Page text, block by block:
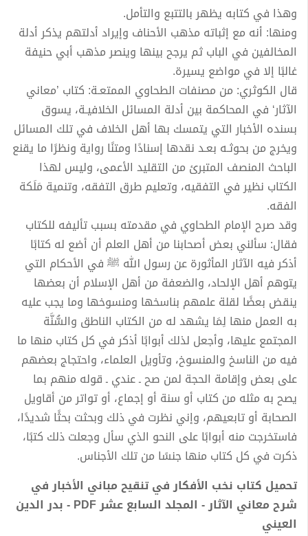
وهذا في كتابه يظهر بالتتبع والتأمل.
ومنها: أنه مع إثباته مذهب الأحناف وإيراد أدلتهم يذكر أدلة
المخالفين في الباب ثم يرجح بينها وينصر مذهب أبي حنيفة
غالبًا إلا في مواضع يسيرة.
قال الكوثري: من مصنفات الطحاوي الممتعـة: كتاب ’معاني
الآثار‘ في المحاكمة بين أدلة المسائل الخلافيـة، يسوق
بسنده الأخبار التي يتمسك بها أهل الخلاف في تلك المسائل
ويخرج من بحوثـه بعـد نقدها إسنادًا ومتنًا رواية ونظرًا ما يقنع
الباحث المنصف المتبرئ من التقليد الأعمى، وليس لهذا
الكتاب نظير في التفقيه، وتعليم طرق التفقه، وتنمية مَلَكة
الفقه.
وقد صرح الإمام الطحاوي في مقدمته بسبب تأليفه للكتاب
فقال: سألني بعض أصحابنا من أهل العلم أن أضع له كتابًا
أذكر فيه الآثار المأثورة عن رسول الله ﷺ في الأحكام التي
يتوهم أهل الإلحاد، والضعفة من أهل الإسلام أن بعضها
ينقض بعضًا لقلة علمهم بناسخها ومنسوخها وما يجب عليه
به العمل منها لِمَا يشهد له من الكتاب الناطق والسُّنَّة
المجتمع عليها، وأجعل لذلك أبوابًا أذكر في كل كتاب منها ما
فيه من الناسخ والمنسوخ، وتأويل العلماء، واحتجاج بعضهم
على بعض وإقامة الحجة لمن صح ـ عندي ـ قوله منهم بما
يصح به مثله من كتاب أو سنة أو إجماع، أو تواتر من أقاويل
الصحابة أو تابعيهم، وإني نظرت في ذلك وبحثت بحثًا شديدًا،
فاستخرجت منه أبوابًا على النحو الذي سأل وجعلت ذلك كتبًا،
ذكرت في كل كتاب منها جنسًا من تلك الأجناس.
تحميل كتاب نخب الأفكار في تنقيح مباني الأخبار في
شرح معاني الآثار - المجلد السابع عشر PDF - بدر الدين
العيني